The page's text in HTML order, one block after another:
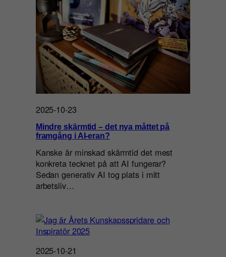
2025-10-23
Mindre skärmtid – det nya måttet på
framgång i AI-eran?
Kanske är minskad skärmtid det mest
konkreta tecknet på att AI fungerar?
Sedan generativ AI tog plats i mitt
arbetsliv…
2025-10-21